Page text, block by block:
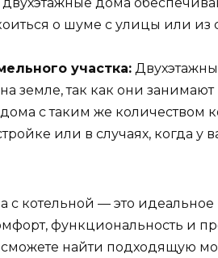
о шуме с улицы или из
участка:
на земле, так как они
с таким же количеством
или в случаях, когда у
с котельной — это
функциональность и
найти подходящую